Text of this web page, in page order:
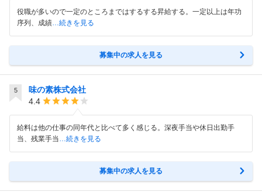
役職が多いので一定のところまではするする昇給する。一定以上は年功
序列、成績 …続きを見る
募集中の求人を見る
5
味の素株式会社
4.4
給料は他の仕事の同年代と比べて多く感じる。深夜手当や休日出勤手
当、残業手当 …続きを見る
募集中の求人を見る